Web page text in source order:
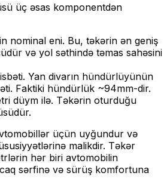
üç əsas komponentdən
nominal eni. Bu, təkərin ən geniş
və yol səthində təmas sahəsini
Yan divarın hündürlüyünün
Faktiki hündürlük ~94mm-dir.
düym ilə. Təkərin oturduğu
üçün uyğundur və
malikdir. Təkər
hər biri avtomobilin
sərfinə və sürüş komfortuna